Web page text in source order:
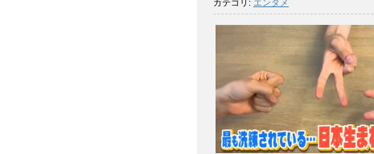
カテゴリ: エンタメ